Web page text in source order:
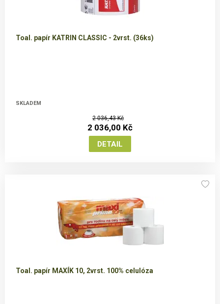
Toal. papír KATRIN CLASSIC - 2vrst. (36ks)
SKLADEM
2 036,43 Kč
2 036,00 Kč
Toal. papír MAXÍK 10, 2vrst. 100% celulóza